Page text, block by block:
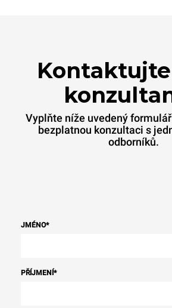
Vyplňte níže uvedený
bezplatnou konzultaci s
odborníků.
JMÉNO*
PŘÍJMENÍ *